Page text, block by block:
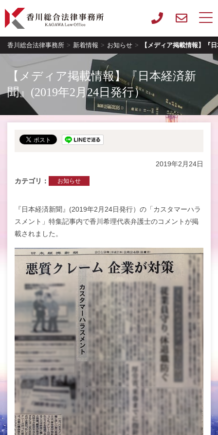
香川総合法律事務所 > 新着情報 > お知らせ > 【メディア掲載情報】『
【メディア掲載情報】『日本経済新
聞』(2019年2月24日発行）
2019年2月24日
カテゴリ お知らせ
『日本経済新聞』(2019年2月24日発行）の「カスタマーハラ
スメント」特集記事内で香川希理代表弁護士のコメントが掲
載されました。